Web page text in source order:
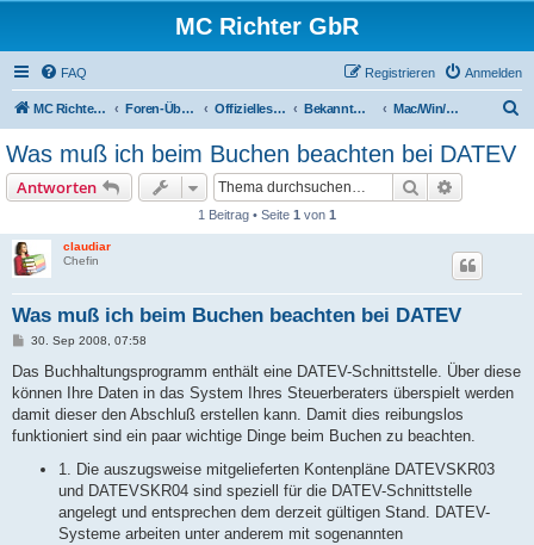
MC Richter GbR
FAQ Anmelden
Registrieren
MC Richter GbR (Impressum / Datenschutz) Foren-Übersicht Offizielles für Jedermann Bekanntmachungen Mac/Win/Lin-HaBu
Was muß ich beim Buchen beachten bei DATEV
Antworten Suche
1 Beitrag • Seite 1 von 1
claudiar
Chefin
Was muß ich beim Buchen beachten bei DATEV
B
i
r
a
30. Sep 2008, 07:58
Das Buchhaltungsprogramm enthält eine DATEV-Schnittstelle. Über diese
können Ihre Daten in das System Ihres Steuerberaters überspielt werden
damit dieser den Abschluß erstellen kann. Damit dies reibungslos
funktioniert sind ein paar wichtige Dinge beim Buchen zu beachten.
1. Die auszugsweise mitgelieferten Kontenpläne DATEVSKR03
und DATEVSKR04 sind speziell für die DATEV-Schnittstelle
angelegt und entsprechen dem derzeit gültigen Stand. DATEV-
Systeme arbeiten unter anderem mit sogenannten